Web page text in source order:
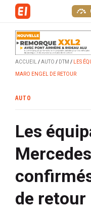
ACCUEIL AUTO DTM LES
MARO ENGEL DE RETOUR
AUTO
Les
de retour